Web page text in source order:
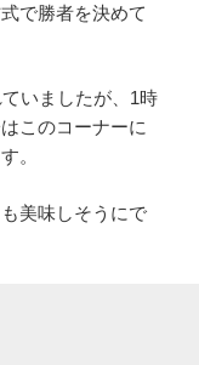
で勝者を決めて
いましたが、1時
このコーナーに
。
美味しそうにで